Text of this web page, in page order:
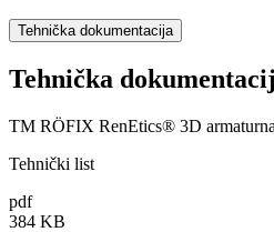
Tehnička dokumentacija
Tehnička
TM RÖFIX RenEtics® 3D
Tehnički list
pdf
384 KB